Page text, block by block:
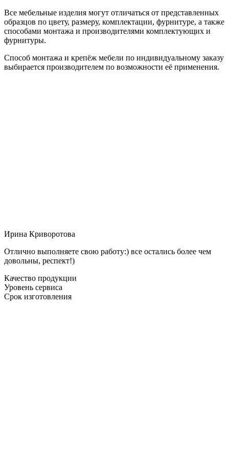
Все мебельные изделия могут отличаться от представленных
образцов по цвету, размеру, комплектации, фурнитуре, а также
способами монтажа и производителями комплектующих и
фурнитуры.
Способ монтажа и крепёж мебели по индивидуальному заказу
выбирается производителем по возможности её применения.
Ирина Криворотова
Отлично выполняете свою работу:) все остались более чем
довольны, респект!)
Качество продукции
Уровень сервиса
Срок изготовления